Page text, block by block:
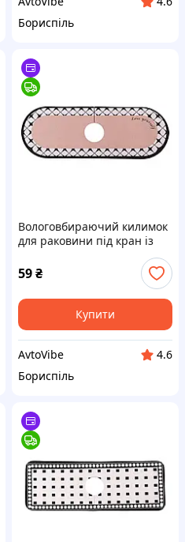
Бориспіль
Вологовбираючий килимок
для раковини під кран із
поліестеру 37,5*13 см HP-
42-12BBE
59₴
Купити
AvtoVibe
4.6
Бориспіль